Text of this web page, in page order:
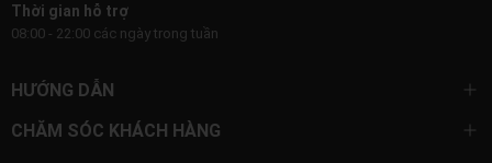
Thời gian hỗ trợ
08:00 - 22:00 các ngày trong tuần
HƯỚNG DẪN
CHĂM SÓC KHÁCH HÀNG